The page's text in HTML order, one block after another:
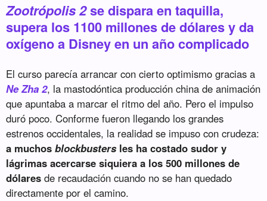
Zootrópolis 2se dispara en taquilla,
supera los 1100 millones de dólares y da
oxígeno a Disney en un año complicado
El curso parecía arrancar con cierto optimismo gracias a
Ne Zha 2, la mastodóntica producción china de animación
que apuntaba a marcar el ritmo del año. Pero el impulso
duró poco. Conforme fueron llegando los grandes
estrenos occidentales, la realidad se impuso con crudeza:
a muchosblockbustersles ha costado sudor y
lágrimas acercarse siquiera a los 500 millones de
dólares de recaudación cuando no se han quedado
directamente por el camino.